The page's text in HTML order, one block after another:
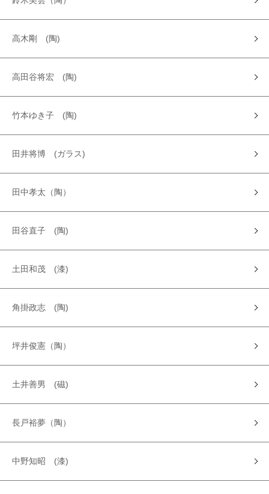
高木剛 (陶)
高田谷将宏 (陶)
竹本ゆき子 (陶)
田井将博 (ガラス)
田中孝太（陶）
田谷直子 (陶)
土田和茂 (漆)
角掛政志 (陶)
坪井俊憲（陶）
土井善男 (磁)
長戸裕夢（陶）
中野知昭 (漆)